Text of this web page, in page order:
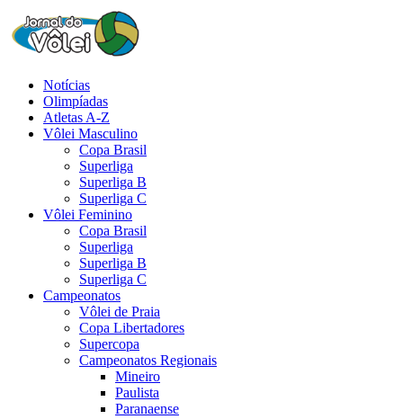
Notícias
Olimpíadas
Atletas A-Z
Vôlei Masculino
Copa Brasil
Superliga
Superliga B
Superliga C
Vôlei Feminino
Copa Brasil
Superliga
Superliga B
Superliga C
Campeonatos
Vôlei de Praia
Copa Libertadores
Supercopa
Campeonatos Regionais
Mineiro
Paulista
Paranaense